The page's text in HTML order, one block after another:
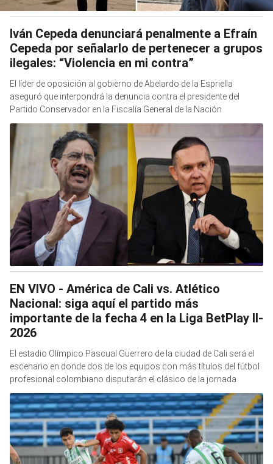
Iván Cepeda denunciará penalmente a Efraín
Cepeda por señalarlo de pertenecer a grupos
ilegales: “Violencia en mi contra”
El líder de oposición al gobierno de Abelardo de la Espriella
aseguró que interpondrá la denuncia contra el presidente del
Partido Conservador en la Fiscalía General de la Nación
EN VIVO - América de Cali vs. Atlético
Nacional: siga aquí el partido más
importante de la fecha 4 en la Liga BetPlay II-
2026
El estadio Olímpico Pascual Guerrero de la ciudad de Cali será el
escenario en donde dos de los equipos con más títulos del fútbol
profesional colombiano disputarán el clásico de la jornada